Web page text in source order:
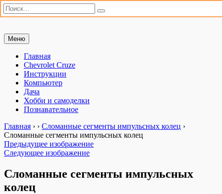
Искать:
Поиск
Перейти
к
содержимому
Мастерим сами
«Мастерим сами» — сайт для практиков. Ремонт автомобиля,
настройка компьютера, дачные хлопоты и полезные хобби. Всё,
что можно сделать своими руками.
Меню
Главная
Chevrolet Cruze
Инструкции
Компьютер
Дача
Хобби и самоделки
Познавательное
Главная › › Сломанные сегменты импульсных колец ›
Сломанные сегменты импульсных колец
Предыдущее изображение
Следующее изображение
Сломанные сегменты импульсных
колец